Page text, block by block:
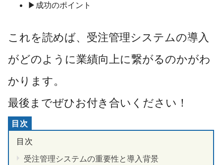
▶成功のポイント
これを読めば、受注管理システムの導入
がどのように業績向上に繋がるのかがわ
かります。
最後までぜひお付き合いください！
受注管理システムの重要性と導入背景